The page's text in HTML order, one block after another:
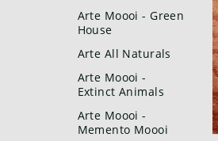
Arte Moooi - Green
House
Arte All Naturals
Arte Moooi -
Extinct Animals
Arte Moooi -
Memento Moooi